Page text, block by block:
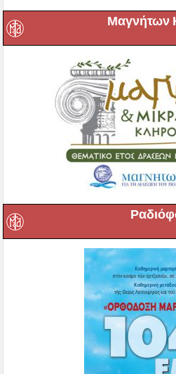
Μαγνήτων